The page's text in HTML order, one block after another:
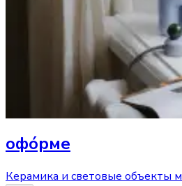
офóрме
Керамика и световые объекты